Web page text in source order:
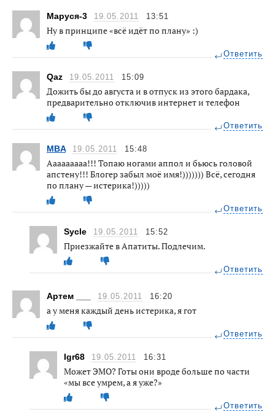
Маруся-3 19.05.2011 13:51
Ну в принципе «всё идёт по плану» :)
Ответить
Qaz 19.05.2011 15:09
Дожить бы до августа и в отпуск из этого бардака,
предварительно отключив интернет и телефон
Ответить
MBA 19.05.2011 15:48
Ааааааааа!!! Топаю ногами аппол и бьюсь головой
апстену!!! Блогер забыл моё имя!))))))) Всё, сегодня
по плану — истерика!)))))
Ответить
Sycle 19.05.2011 15:52
Приезжайте в Апатиты. Подлечим.
Ответить
Артем ___ 19.05.2011 16:20
а у меня каждый день истерика, я гот
Ответить
Igr68 19.05.2011 16:31
Может ЭМО? Готы они вроде больше по части
«мы все умрем, а я уже?»
Ответить